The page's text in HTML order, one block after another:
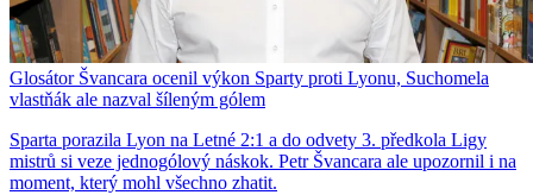
Glosátor Švancara ocenil výkon Sparty proti Lyonu, Suchomela
vlastňák ale nazval šíleným gólem
Sparta porazila Lyon na Letné 2:1 a do odvety 3. předkola Ligy
mistrů si veze jednogólový náskok. Petr Švancara ale upozornil i na
moment, který mohl všechno zhatit.